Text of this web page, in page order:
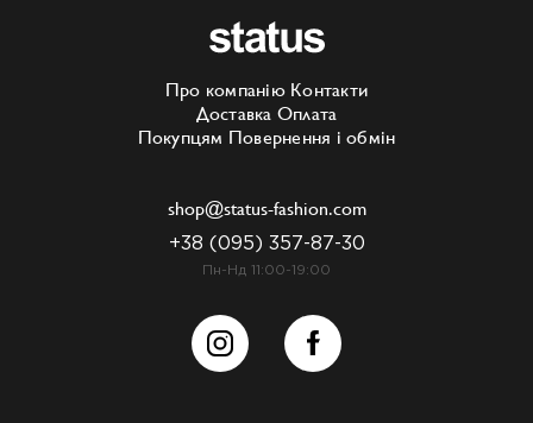
Про компанію Контакти
Доставка Оплата
Покупцям Повернення і обмін
shop@status-fashion.com
+38 (095) 357-87-30
Пн-Нд 11:00-19:00